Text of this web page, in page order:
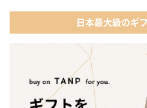
日本最大級のギ